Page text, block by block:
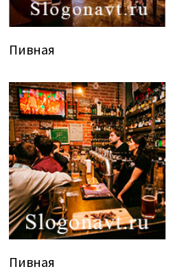
Пивная
Пивная